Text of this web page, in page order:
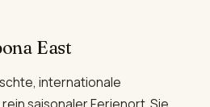
East
internationale